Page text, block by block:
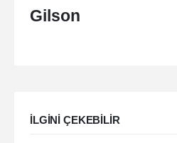
Gilson
ILGINI ÇEKEBILIR